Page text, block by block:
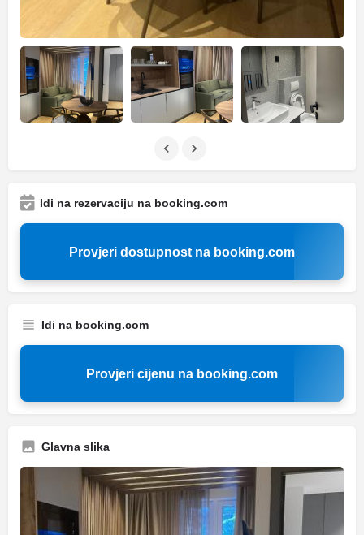
Idi na rezervaciju na booking.com
Provjeri dostupnost na booking.com
Idi na booking.com
Provjeri cijenu na booking.com
Glavna slika